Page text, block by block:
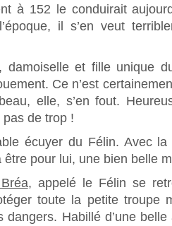
à 152 le conduirait
il s’en veut
, damoiselle et fille unique
Ce n’est
elle, s’en fout.
de trop !
écuyer du Félin. Avec
pour lui, une bien belle
, appelé le Félin se
toute la petite troupe
dangers. Habillé d’une